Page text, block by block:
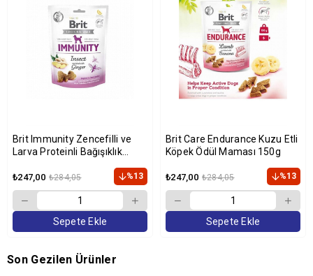
Brit Immunity Zencefilli ve
Larva Proteinli Bağışıklık
gr
₺247,00 ₺284,05 %13
Sepete Ekle
Brit Care Endurance Kuzu Etli
Köpek Ödül Maması 150g
₺247,00 ₺284,05 %13
Sepete Ekle
Son Gezilen Ürünler